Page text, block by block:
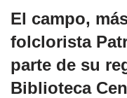
El campo,
folclorista
parte de su
Biblioteca